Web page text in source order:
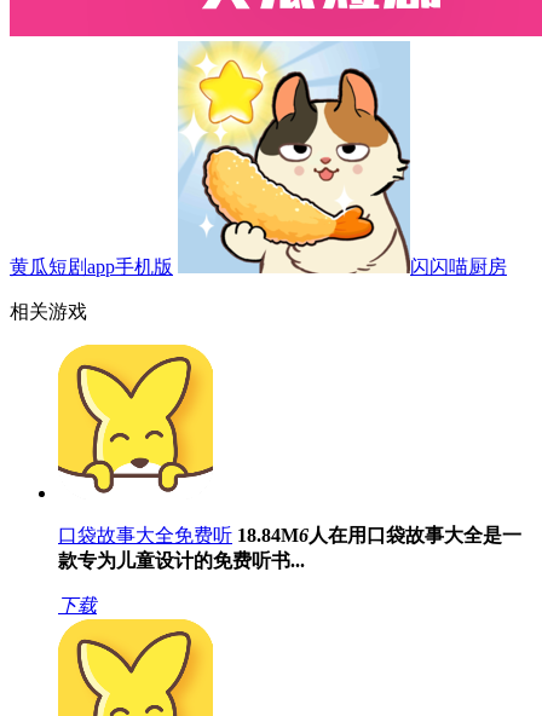
黄瓜短剧app手机版 闪闪喵厨房
相关游戏
口袋故事大全免费听 18.84M6人在用 口袋故事大全是一
款专为儿童设计的免费听书...
下载